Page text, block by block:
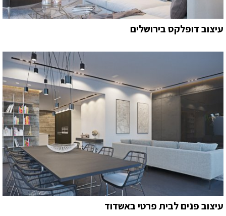
עיצוב דופלקס בירושלים
עיצוב פנים לבית פרטי באשדוד